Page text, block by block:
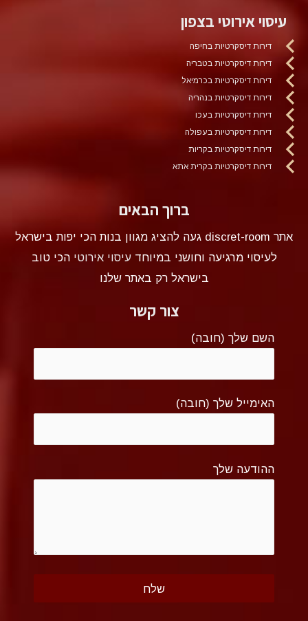
עיסוי אירוטי בצפון
דירות דיסקרטיות בחיפה
דירות דיסקרטיות בטבריה
דירות דיסקרטיות בכרמיאל
דירות דיסקרטיות בנהריה
דירות דיסקרטיות בעכו
דירות דיסקרטיות בעפולה
דירות דיסקרטיות בקריות
דירות דיסקרטיות בקרית אתא
ברוך הבאים
אתר discret-room געה להציג מגוון בנות הכי יפות בישראל
לעיסוי מרגיעה וחושני במיוחדעיסוי אירוטי הכי טוב
בישראל רק באתר שלנו
צור קשר
השם שלך (חובה)
האימייל שלך (חובה)
ההודעה שלך